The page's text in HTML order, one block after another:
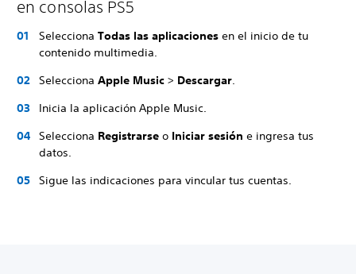
en consolas PS5
Selecciona Todas las aplicaciones en el inicio de tu
contenido multimedia.
Selecciona Apple Music > Descargar.
Inicia la aplicación Apple Music.
Selecciona Registrarse o Iniciar sesión e ingresa tus
datos.
Sigue las indicaciones para vincular tus cuentas.